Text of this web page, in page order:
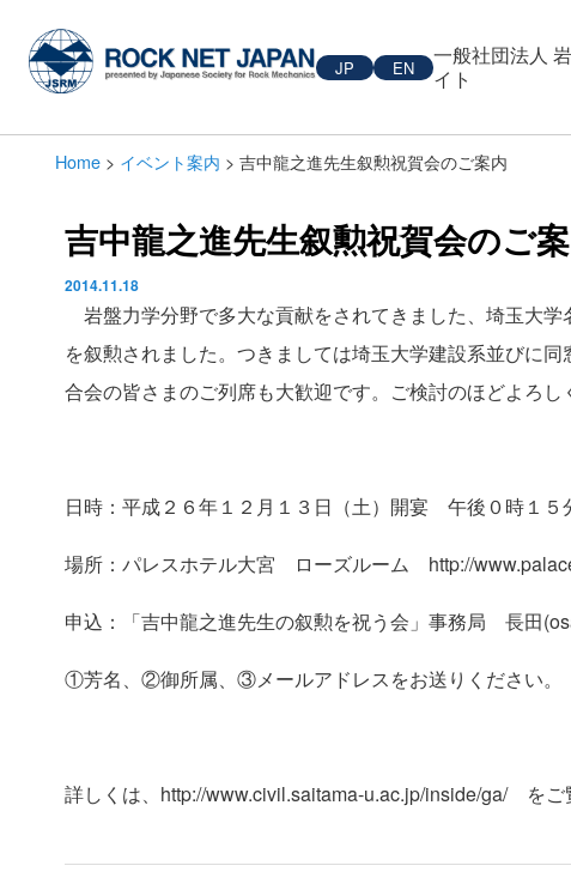
一般社団法人
イト
JP EN
Home > イベント案内 > 吉中龍之進先生叙勲祝賀会のご案内
吉中龍之進先生叙勲祝賀会のご
2014.11.18
岩盤力学分野で多大な貢献をされてきました、埼玉大学
を叙勲されました。つきましては埼玉大学建設系並びに
合会の皆さまのご列席も大歓迎です。ご検討のほどよろし
日時：平成２６年１２月１３日（土）開宴 午後０時１５
場所：パレスホテル大宮 ローズルーム http://
申込：「吉中龍之進先生の叙勲を祝う会」事務局 長田
①芳名、②御所属、③メールアドレスをお送りください。
詳しくは、http://www.civil.saitama-u.ac.jp/inside/ga/ をご